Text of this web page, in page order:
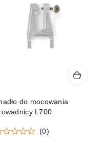
do mocowania
L700
(0)